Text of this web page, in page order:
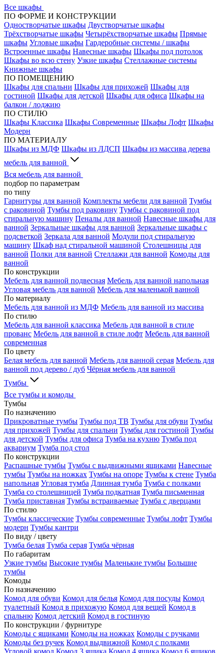
Все шкафы
ПО ФОРМЕ И КОНСТРУКЦИИ
Одностворчатые шкафы Двустворчатые шкафы
Трёхстворчатые шкафы Четырёхстворчатые шкафы Прямые
шкафы Угловые шкафы Гардеробные системы / шкафы
Встроенные шкафы Навесные шкафы Шкафы под потолок
Шкафы во всю стену Узкие шкафы Стеллажные системы
Книжные шкафы
ПО ПОМЕЩЕНИЮ
Шкафы для спальни Шкафы для прихожей Шкафы для
гостиной Шкафы для детской Шкафы для офиса Шкафы на
балкон / лоджию
ПО СТИЛЮ
Шкафы Классика Шкафы Современные Шкафы Лофт Шкафы
Модерн
ПО МАТЕРИАЛУ
Шкафы из МДФ Шкафы из ЛДСП Шкафы из массива дерева
мебель для ванной
Вся мебель для ванной
подбор по параметрам
по типу
Гарнитуры для ванной Комплекты мебели для ванной Тумбы
с раковиной Тумбы под раковину Тумбы с раковиной под
стиральную машину Пеналы для ванной Навесные шкафы для
ванной Зеркальные шкафы для ванной Зеркальные шкафы с
подсветкой Зеркала для ванной Модули под стиральную
машину Шкаф над стиральной машиной Столешницы для
ванной Полки для ванной Стеллажи для ванной Комоды для
ванной
По конструкции
Мебель для ванной подвесная Мебель для ванной напольная
Угловая мебель для ванной Мебель для маленькой ванной
По материалу
Мебель для ванной из МДФ Мебель для ванной из массива
По стилю
Мебель для ванной классика Мебель для ванной в стиле
прованс Мебель для ванной в стиле лофт Мебель для ванной
современная
По цвету
Белая мебель для ванной Мебель для ванной серая Мебель для
ванной под дерево / дуб Чёрная мебель для ванной
Тумбы
Все тумбы и комоды
Тумбы
По назначению
Прикроватные тумбы Тумбы под ТВ Тумбы для обуви Тумбы
для прихожей Тумбы для спальни Тумбы для гостиной Тумбы
для детской Тумбы для офиса Тумба на кухню Тумба под
аквариум Тумба под стол
По конструкции
Распашные тумбы Тумбы с выдвижными ящиками Навесные
тумбы Тумбы на ножках Тумбы на опоре Тумбы к стене Тумба
напольная Угловая тумба Длинная тумба Тумба с полками
Тумба со столешницей Тумба подкатная Тумба письменная
Тумба приставная Тумбы встраиваемые Тумба с дверцами
По стилю
Тумбы классические Тумбы современные Тумбы лофт Тумбы
модерн Тумбы кантри
По виду / цвету
Тумба белая Тумба серая Тумба чёрная
По габаритам
Узкие тумбы Высокие тумбы Маленькие тумбы Большие
тумбы
Комоды
По назначению
Комод для обуви Комод для белья Комод для посуды Комод
туалетный Комод в прихожую Комод для вещей Комод в
спальню Комод детский Комод в гостиную
По конструкции / фурнитуре
Комоды с ящиками Комоды на ножках Комоды с ручками
Комоды без ручек Комод выдвижной Комод с полками
Угловой комод Комод 3 ящика Комод 4 ящика Комод 6 ящиков